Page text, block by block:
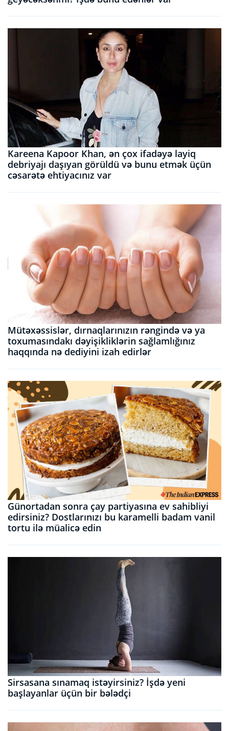
Kareena Kapoor Khan, ən çox ifadəyə layiq
debriyajı daşıyan görüldü və bunu etmək üçün
cəsarətə ehtiyacınız var
Mütəxəssislər, dırnaqlarınızın rəngində və ya
toxumasındakı dəyişikliklərin sağlamlığınız
haqqında nə dediyini izah edirlər
Günortadan sonra çay partiyasına ev sahibliyi
edirsiniz? Dostlarınızı bu karamelli badam vanil
tortu ilə müalicə edin
Sirsasana sınamaq istəyirsiniz? İşdə yeni
başlayanlar üçün bir bələdçi